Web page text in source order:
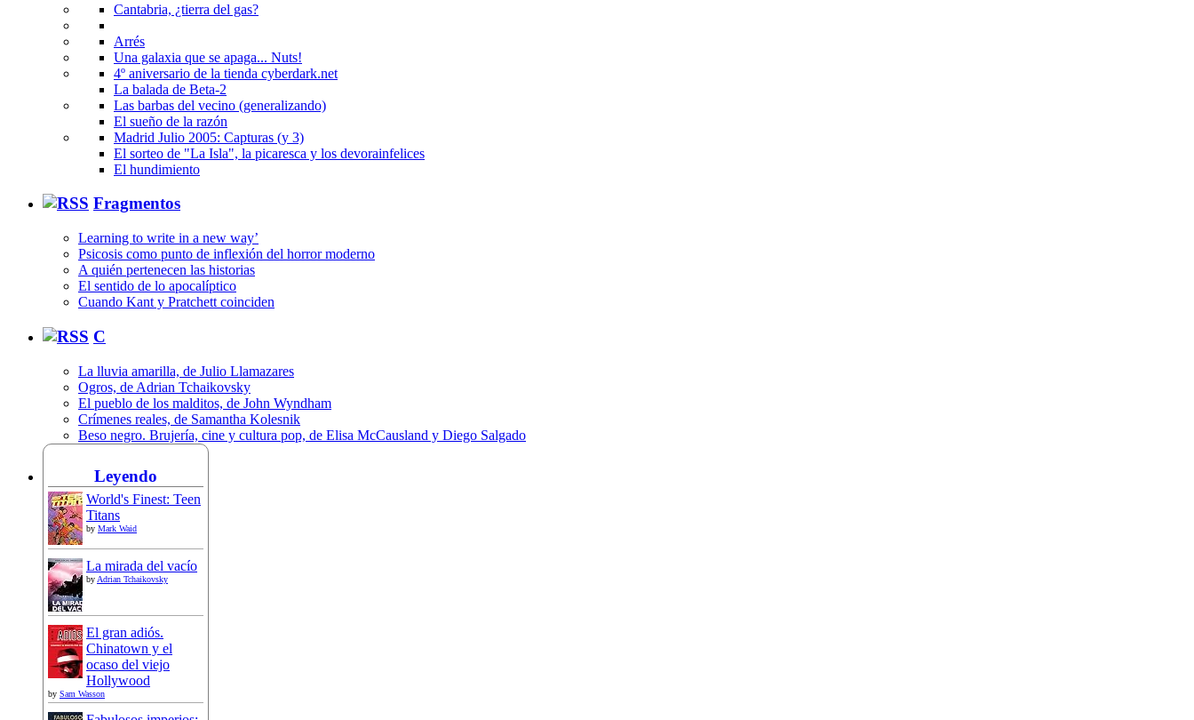
Cantabria, ¿tierra del gas?
Arrés
Una galaxia que se apaga... Nuts!
4º aniversario de la tienda cyberdark.net
La balada de Beta-2
Las barbas del vecino (generalizando)
El sueño de la razón
Madrid Julio 2005: Capturas (y 3)
El sorteo de "La Isla", la picaresca y los devorainfelices
El hundimiento
Fragmentos
Learning to write in a new way’
Psicosis como punto de inflexión del horror moderno
A quién pertenecen las historias
El sentido de lo apocalíptico
Cuando Kant y Pratchett coinciden
C
La lluvia amarilla, de Julio Llamazares
Ogros, de Adrian Tchaikovsky
El pueblo de los malditos, de John Wyndham
Crímenes reales, de Samantha Kolesnik
Beso negro. Brujería, cine y cultura pop, de Elisa McCausland y Diego Salgado
Leyendo
World's Finest: Teen
Titans
by Mark Waid
La mirada del vacío
byAdrian Tchaikovsky
El gran adiós.
Chinatown y el
ocaso del viejo
Hollywood
by Sam Wasson